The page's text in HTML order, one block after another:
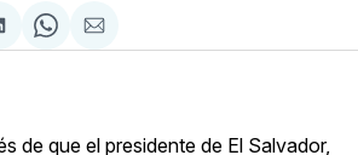
Share
on
Compartir
via
de que el presidente de El Salvador,